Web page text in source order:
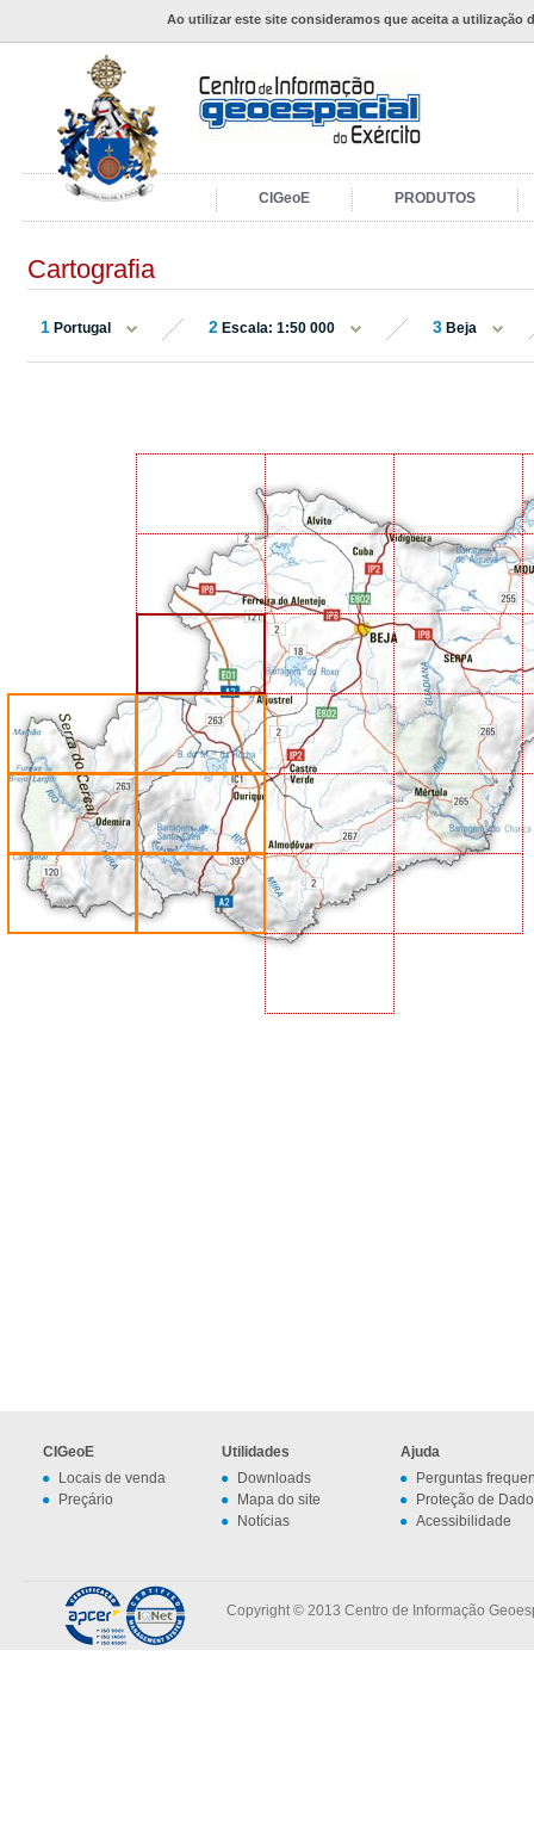
Ao utilizar este site consideramos que aceita a utilização
CIGeoE PRODUTOS
Cartografia
1 Portugal 2 Escala: 1:50 000 3 Beja
CIGeoE
Locais de venda
Preçário
Utilidades
Downloads
Mapa do site
Notícias
Ajuda
Perguntas
Proteção de
Acessibilidade
Copyright © 2013 Centro de Informação